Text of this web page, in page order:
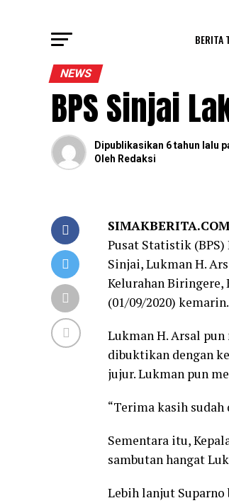
BERITA
NEWS
BPS Sinjai
Dipublikasikan 6 tahun lalu
Oleh Redaksi
Pusat Statistik (BPS)
Sinjai, Lukman H.
Kelurahan Biringere,
(01/09/2020) kemarin.
Lukman H. Arsal
dibuktikan dengan
jujur. Lukman pun
“Terima kasih sudah
Sementara itu,
sambutan hangat
Lebih lanjut Suparno